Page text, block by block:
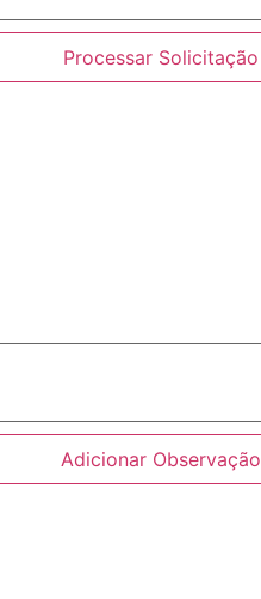
Processar Solicitação
Adicionar Observação